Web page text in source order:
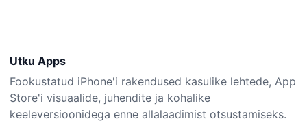
Utku Apps
Fookustatud iPhone'i rakendused kasulike lehtede, App
Store'i visuaalide, juhendite ja kohalike
keeleversioonidega enne allalaadimist otsustamiseks.